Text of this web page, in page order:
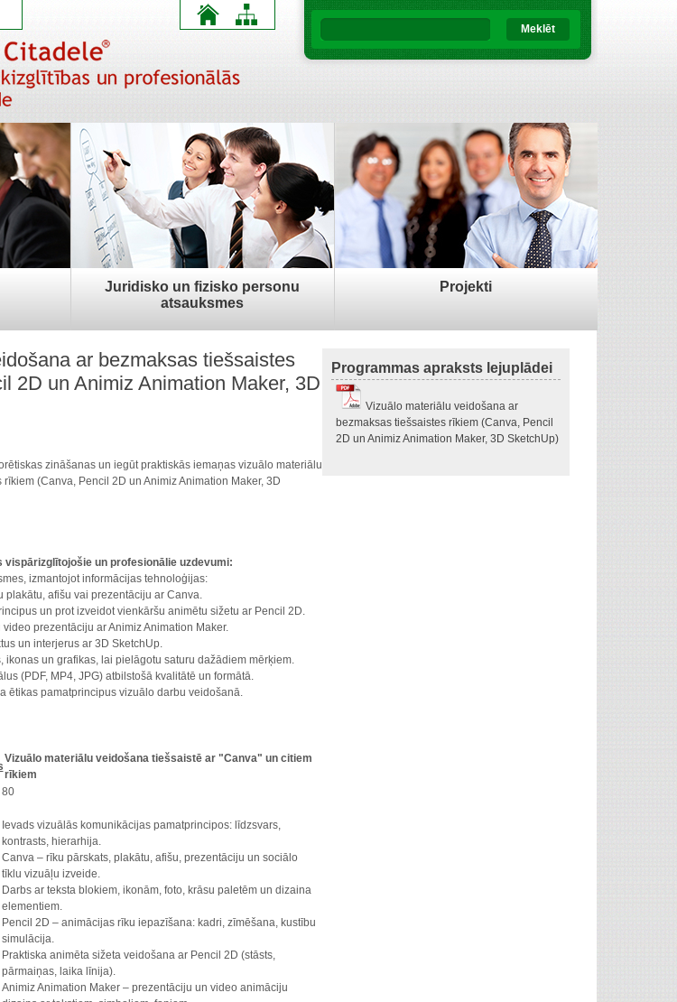
Meklēt
Juridisko un fizisko personu
atsauksmes
Projekti
ar bezmaksas tiešsaistes
2D un Animiz Animation Maker, 3D
zināšanas un iegūt praktiskās iemaņas vizuālo materiālu
(Canva, Pencil 2D un Animiz Animation Maker, 3D
un profesionālie uzdevumi:
izmantojot informācijas tehnoloģijas:
afišu vai prezentāciju ar Canva.
un prot izveidot vienkāršu animētu sižetu ar Pencil 2D.
prezentāciju ar Animiz Animation Maker.
un interjerus ar 3D SketchUp.
un grafikas, lai pielāgotu saturu dažādiem mērķiem.
(PDF, MP4, JPG) atbilstošā kvalitātē un formātā.
pamatprincipus vizuālo darbu veidošanā.
Vizuālo materiālu veidošana tiešsaistē ar "Canva" un citiem
rīkiem
80
Ievads vizuālās komunikācijas pamatprincipos: līdzsvars,
kontrasts, hierarhija.
Canva – rīku pārskats, plakātu, afišu, prezentāciju un sociālo
tīklu vizuāļu izveide.
Darbs ar teksta blokiem, ikonām, foto, krāsu paletēm un dizaina
elementiem.
Pencil 2D – animācijas rīku iepazīšana: kadri, zīmēšana, kustību
simulācija.
Praktiska animēta sižeta veidošana ar Pencil 2D (stāsts,
pārmaiņas, laika līnija).
Animiz Animation Maker – prezentāciju un video animāciju
Programmas apraksts lejuplādei
Vizuālo materiālu veidošana ar
bezmaksas tiešsaistes rīkiem (Canva, Pencil
2D un Animiz Animation Maker, 3D SketchUp)